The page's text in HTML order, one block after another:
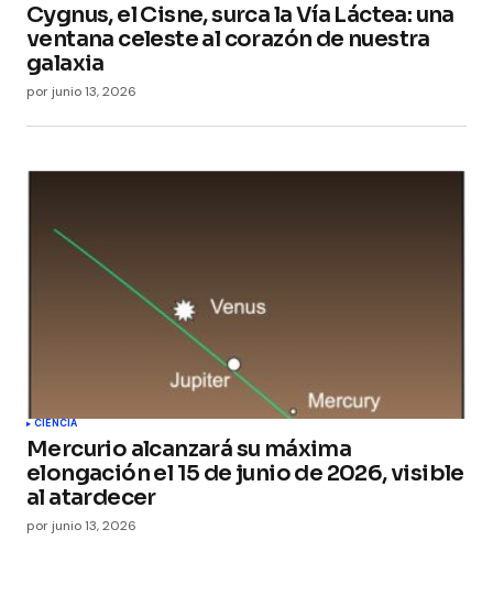
Cygnus, el Cisne, surca la Vía Láctea: una
ventana celeste al corazón de nuestra
galaxia
por junio 13, 2026
CIENCIA
Mercurio alcanzará su máxima
elongación el 15 de junio de 2026, visible
al atardecer
por junio 13, 2026